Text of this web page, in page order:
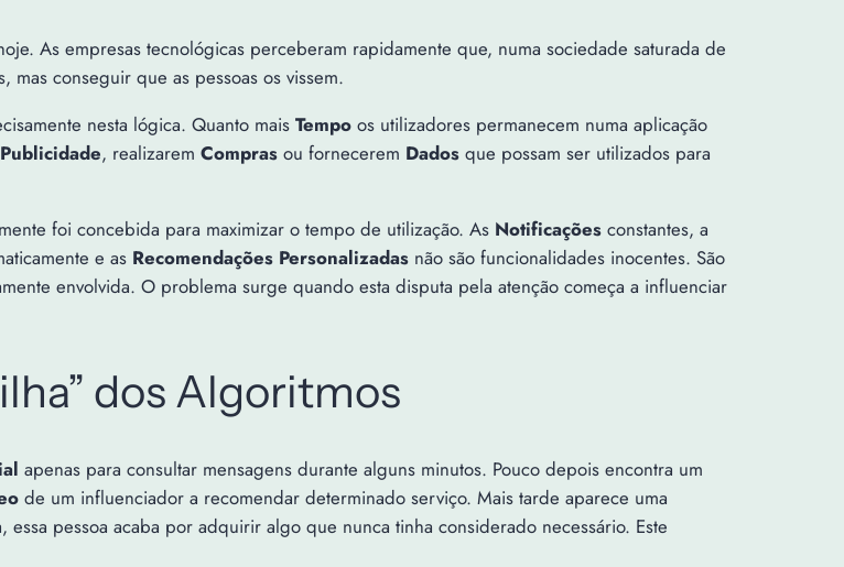
As empresas tecnológicas perceberam rapidamente que, numa sociedade saturada de
conseguir que as pessoas os vissem.
nesta lógica. Quanto mais Tempo os utilizadores permanecem numa aplicação
Publicidade, realizarem Compras ou fornecerem Dados que possam ser utilizados para
foi concebida para maximizar o tempo de utilização. As Notificações constantes, a
e as Recomendações Personalizadas não são funcionalidades inocentes. São
envolvida. O problema surge quando esta disputa pela atenção começa a influenciar
dos Algoritmos
apenas para consultar mensagens durante alguns minutos. Pouco depois encontra um
de um influenciador a recomendar determinado serviço. Mais tarde aparece uma
pessoa acaba por adquirir algo que nunca tinha considerado necessário. Este